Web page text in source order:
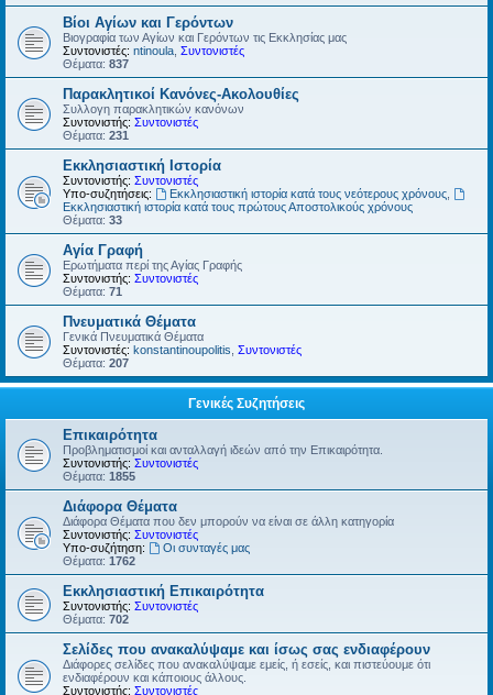
Βίοι Αγίων και Γερόντων
Βιογραφία των Αγίων και Γερόντων τις Εκκλησίας μας
Συντονιστές: ntinoula Συντονιστές
Θέματα: 837
Παρακλητικοί Κανόνες-Ακολουθίες
Συλλογη παρακλητικών κανόνων
Συντονιστής: Συντονιστές
Θέματα: 231
Εκκλησιαστική Ιστορία
Συντονιστής: Συντονιστές
Υπο-συζητήσεις:
Εκκλησιαστική ιστορία κατά τους νεότερους χρόνους,
Εκκλησιαστική ιστορία κατά τους πρώτους Αποστολικούς χρόνους
Θέματα: 33
Αγία Γραφή
Ερωτήματα περί της Αγίας Γραφής
Συντονιστής: Συντονιστές
Θέματα: 71
Πνευματικά Θέματα
Γενικά Πνευματικά Θέματα
Συντονιστές: konstantinoupolitis Συντονιστές
Θέματα: 207
Γενικές Συζητήσεις
Επικαιρότητα
Προβληματισμοί και ανταλλαγή ιδεών από την Επικαιρότητα.
Συντονιστής: Συντονιστές
Θέματα: 1855
Διάφορα Θέματα
Διάφορα Θέματα που δεν μπορούν να είναι σε άλλη κατηγορία
Συντονιστής: Συντονιστές
Υπο-συζήτηση:
Οι συνταγές μας
Θέματα: 1762
Εκκλησιαστική Επικαιρότητα
Συντονιστής: Συντονιστές
Θέματα: 702
Σελίδες που ανακαλύψαμε και ίσως σας ενδιαφέρουν
Διάφορες σελίδες που ανακαλύψαμε εμείς, ή εσείς, και πιστεύουμε ότι
ενδιαφέρουν και κάποιους άλλους.
Συντονιστής: Συντονιστές